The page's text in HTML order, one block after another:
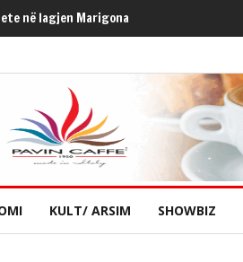
në lagjen Marigona
KULT/ ARSIM SHOWBIZ